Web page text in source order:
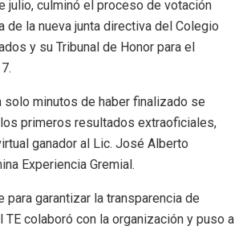
julio, culminó el proceso de votación
de la nueva junta directiva del Colegio
y su Tribunal de Honor para el
solo minutos de haber finalizado se
primeros resultados extraoficiales,
ganador al Lic. José Alberto
Experiencia Gremial.
para garantizar la transparencia de
colaboró con la organización y puso a